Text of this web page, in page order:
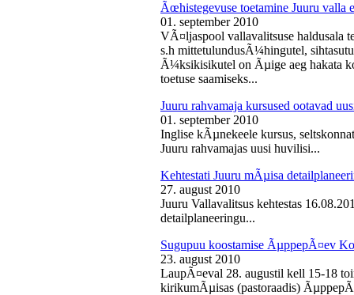
Ãœhistegevuse toetamine Juuru valla
01. september 2010
VÃ¤ljaspool vallavalitsuse haldusala
s.h mittetulundusÃ¼hingutel,
Ã¼ksikisikutel on Ãµige aeg hakata
toetuse saamiseks...
Juuru rahvamaja kursused ootavad
01. september 2010
Inglise kÃµnekeele kursus,
Juuru rahvamajas uusi huvilisi...
Kehtestati Juuru mÃµisa
27. august 2010
Juuru Vallavalitsus kehtestas
detailplaneeringu...
Sugupuu koostamise ÃµppepÃ¤ev
23. august 2010
LaupÃ¤eval 28. augustil kell 15-18
kirikumÃµisas (pastoraadis)